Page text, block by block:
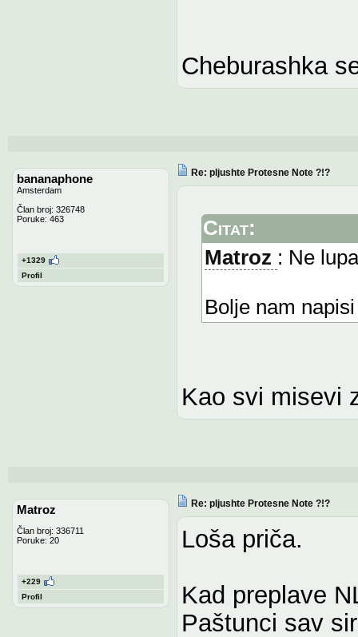
Cheburashka
bananaphone
Amsterdam
Član broj: 326748
Poruke: 463
+1329
Profil
Re: pljushte Protesne Note ?!?
Citat:
Matroz : Ne
Bolje nam
Kao svi misevi
Matroz
Član broj: 336711
Poruke: 20
+229
Profil
Re: pljushte Protesne Note ?!?
Loša priča.
Kad preplave
Paštunci sav